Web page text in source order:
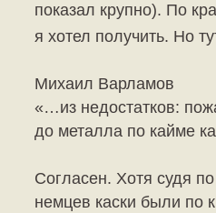
показал крупно). По
я хотел получить. Но
Михаил Варламов
«…из недостатков:
до металла по кайме
Согласен. Хотя судя
немцев каски были по